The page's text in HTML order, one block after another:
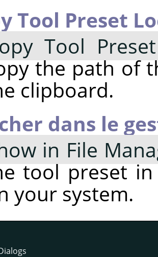
Tool Preset
Tool
the path of
clipboard.
dans le
in File
tool preset
your system.